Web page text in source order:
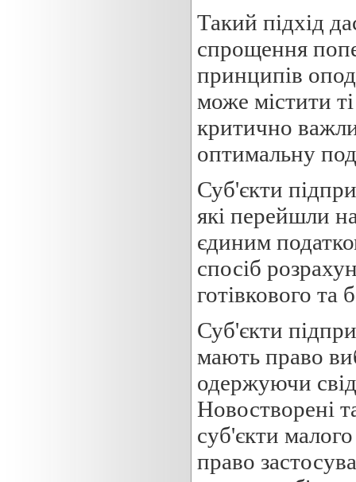
Такий підхід
спрощення
принципів
може містити
критично
оптимальну
Суб'єкти
які перейшли
єдиним
спосіб
готівкового та
Суб'єкти
мають право
одержуючи
Новостворені
суб'єкти
право